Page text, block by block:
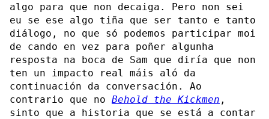
algo para que non decaiga. Pero non sei
eu se ese algo tiña que ser tanto e tanto
diálogo, no que só podemos participar moi
de cando en vez para poñer algunha
resposta na boca de Sam que diría que non
ten un impacto real máis aló da
continuación da conversación. Ao
contrario que no Behold the Kickmen ,
sinto que a historia que se está a contar